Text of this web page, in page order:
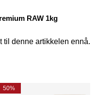
RAW 1kg
til denne artikkelen ennå.
50%